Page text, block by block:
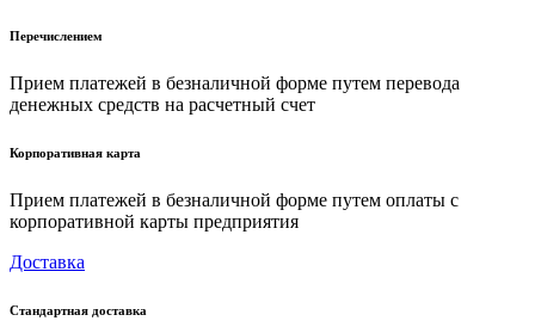
Перечислением
Прием платежей в безналичной форме путем перевода
денежных средств на расчетный счет
Корпоративная карта
Прием платежей в безналичной форме путем оплаты с
корпоративной карты предприятия
Доставка
Стандартная доставка